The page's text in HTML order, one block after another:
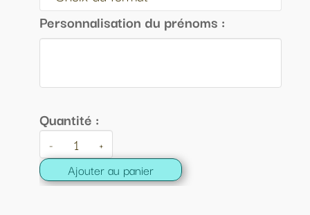
Personnalisation du prénoms :
Quantité :
- +
Ajouter au panier